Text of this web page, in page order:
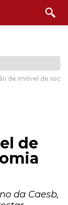
de imóvel de
de
da Caesb,